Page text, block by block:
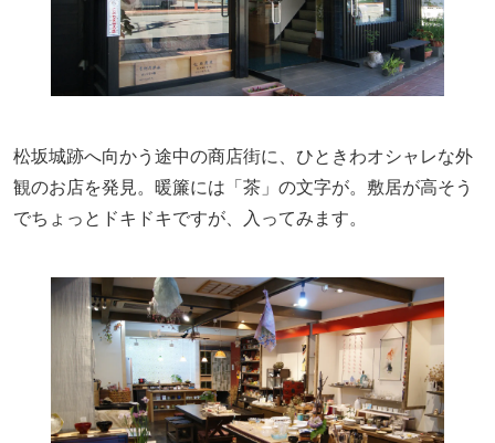
松坂城跡へ向かう途中の商店街に、ひときわオシャレな外
観のお店を発見。暖簾には「茶」の文字が。敷居が高そう
でちょっとドキドキですが、入ってみます。